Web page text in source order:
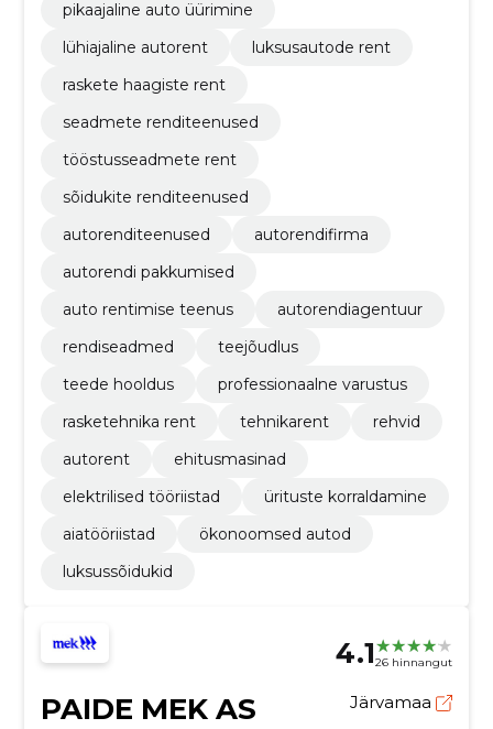
pikaajaline auto üürimine
lühiajaline autorent
luksusautode rent
raskete haagiste rent
seadmete renditeenused
tööstusseadmete rent
sõidukite renditeenused
autorenditeenused
autorendifirma
autorendi pakkumised
auto rentimise teenus
autorendiagentuur
rendiseadmed
teejõudlus
teede hooldus
professionaalne varustus
rasketehnika rent
tehnikarent
rehvid
autorent
ehitusmasinad
elektrilised tööriistad
ürituste korraldamine
aiatööriistad
ökonoomsed autod
luksussõidukid
4.126 hinnangut
PAIDE MEK AS Järvamaa